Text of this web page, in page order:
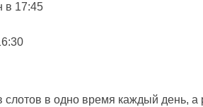
в 17:45
слотов в одно время каждый день, а